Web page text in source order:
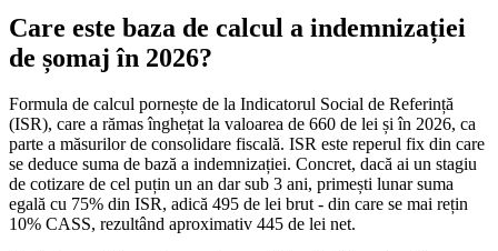
Care este baza de calcul a indemnizației
de șomaj în 2026?
Formula de calcul pornește de la Indicatorul Social de Referință
(ISR), care a rămas înghețat la valoarea de 660 de lei și în 2026, ca
parte a măsurilor de consolidare fiscală. ISR este reperul fix din care
se deduce suma de bază a indemnizației. Concret, dacă ai un stagiu
de cotizare de cel puțin un an dar sub 3 ani, primești lunar suma
egală cu 75% din ISR, adică 495 de lei brut - din care se mai rețin
10% CASS, rezultând aproximativ 445 de lei net.